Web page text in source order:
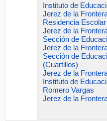
Instituto de
Jerez de la
Residencia
Jerez de la
Sección de
Jerez de la
Sección de
(Cuartillos)
Jerez de la
Instituto de
Romero Vargas
Jerez de la